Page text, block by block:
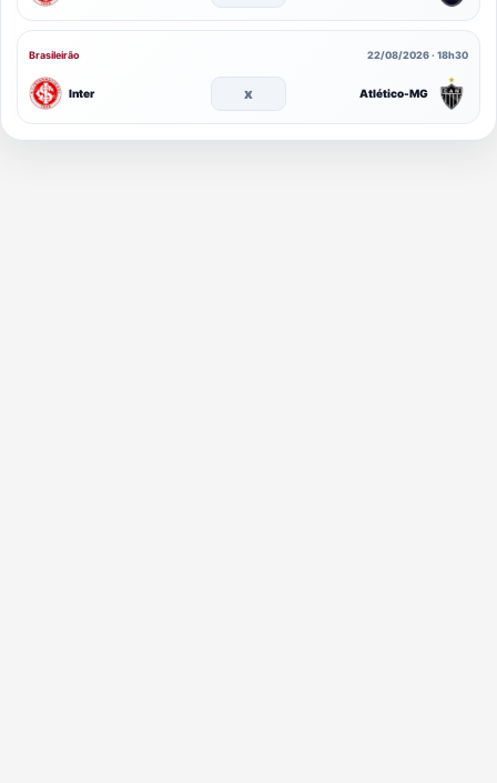
Brasileirão 22/08/2026 · 18h30
Inter x Atlético-MG